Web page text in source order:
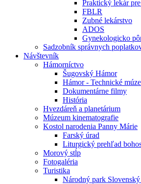
Praktický lekár
FBLR
Zubné lekárstvo
ADOS
Gynekologicko
Sadzobník správnych
Návštevník
Hámorníctvo
Šugovský Hámor
Hámor - Technické
Dokumentárne filmy
História
Hvezdáreň a planetárium
Múzeum kinematografie
Kostol narodenia Panny Márie
Farský úrad
Liturgický prehľad
Morový stĺp
Fotogaléria
Turistika
Národný park Slovenský